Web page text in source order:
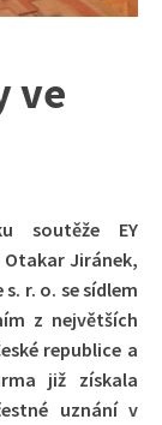
ve
soutěže EY
Jiránek,
r. o. se sídlem
z největších
republice a
již získala
uznání v